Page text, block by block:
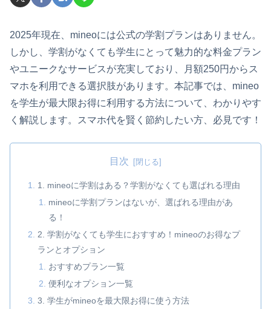
2025年現在、mineoには公式の学割プランはありません。
しかし、学割がなくても学生にとって魅力的な料金プラン
やユニークなサービスが充実しており、月額250円からス
マホを利用できる選択肢があります。本記事では、mineo
を学生が最大限お得に利用する方法について、わかりやす
く解説します。スマホ代を賢く節約したい方、必見です！
目次
1. mineoに学割はある？学割がなくても選ばれる理由
mineoに学割プランはないが、選ばれる理由があ
る！
2. 学割がなくても学生におすすめ！mineoのお得なプ
ランとオプション
おすすめプラン一覧
便利なオプション一覧
3. 学生がmineoを最大限お得に使う方法